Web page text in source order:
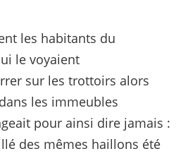
les habitants du
le voyaient
sur les trottoirs alors
les immeubles
pour ainsi dire jamais :
des mêmes haillons été